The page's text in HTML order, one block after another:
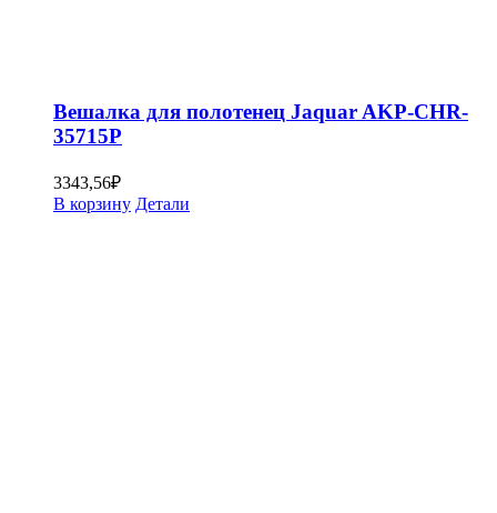
Вешалка для полотенец Jaquar AKP-CHR-
35715P
3343,56₽
В корзину Детали